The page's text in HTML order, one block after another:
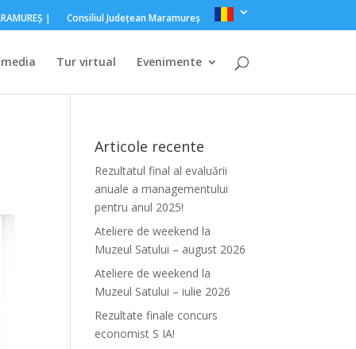
｜ Consiliul Judeţean Maramureş
Tur virtual Evenimente
Articole recente
Rezultatul final al evaluării
anuale a managementului
pentru anul 2025!
Ateliere de weekend la
Muzeul Satului – august 2026
Ateliere de weekend la
Muzeul Satului – iulie 2026
Rezultate finale concurs
economist S IA!